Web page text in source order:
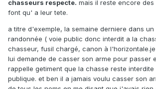
chasseurs respecte. mais il reste encore
font qu' a leur tete.
a titre d'exemple, la semaine derniere dans un
randonnée ( voie public donc interdit a la
chasseur, fusil chargé, canon à
lui demande de casser son arme pour passer
rappelle getiment que la chasse reste interdite
publique. et ben il a jamais voulu casser son